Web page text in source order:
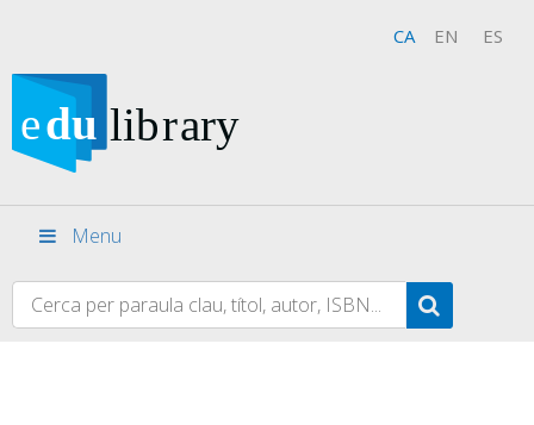
CA EN ES
Menu